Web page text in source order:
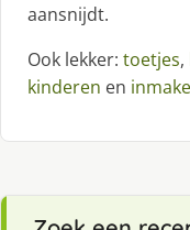
aansnijdt.
Ook lekker: toetjes,
kinderen en